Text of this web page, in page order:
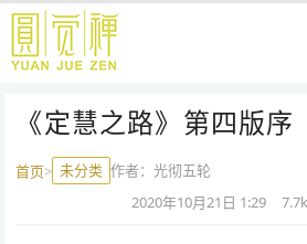
跳
主
《定慧之路》第四版序
首页> 未分类 作者：光彻五轮
2020年10月21日 1:29 7.7k